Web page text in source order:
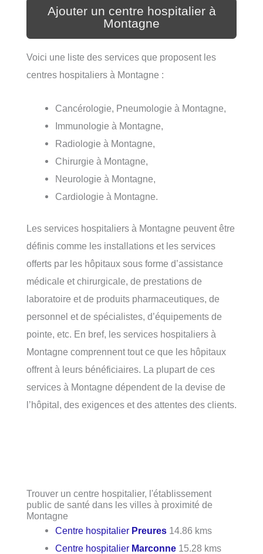
Ajouter un centre hospitalier à
Montagne
Voici une liste des services que proposent les
centres hospitaliers à Montagne :
Cancérologie, Pneumologie à Montagne,
Immunologie à Montagne,
Radiologie à Montagne,
Chirurgie à Montagne,
Neurologie à Montagne,
Cardiologie à Montagne.
Les services hospitaliers à Montagne peuvent être
définis comme les installations et les services
offerts par les hôpitaux sous forme d’assistance
médicale et chirurgicale, de prestations de
laboratoire et de produits pharmaceutiques, de
personnel et de spécialistes, d’équipements de
pointe, etc. En bref, les services hospitaliers à
Montagne comprennent tout ce que les hôpitaux
offrent à leurs bénéficiaires. La plupart de ces
services à Montagne dépendent de la devise de
l’hôpital, des exigences et des attentes des clients.
Trouver un centre hospitalier, l'établissement
public de santé dans les villes à proximité de
Montagne
Centre hospitalier Preures 14.86 kms
Centre hospitalier Marconne 15.28 kms